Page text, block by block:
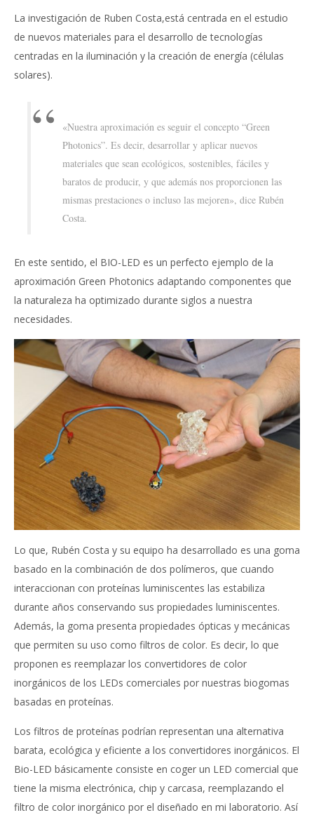
La investigación de Ruben Costa,está centrada en el estudio
de nuevos materiales para el desarrollo de tecnologías
centradas en la iluminación y la creación de energía (células
solares).
«Nuestra aproximación es seguir el concepto “Green
Photonics”. Es decir, desarrollar y aplicar nuevos
materiales que sean ecológicos, sostenibles, fáciles y
baratos de producir, y que además nos proporcionen las
mismas prestaciones o incluso las mejoren», dice Rubén
Costa.
En este sentido, el BIO-LED es un perfecto ejemplo de la
aproximación Green Photonics adaptando componentes que
la naturaleza ha optimizado durante siglos a nuestra
necesidades.
Lo que, Rubén Costa y su equipo ha desarrollado es una goma
basado en la combinación de dos polímeros, que cuando
interaccionan con proteínas luminiscentes las estabiliza
durante años conservando sus propiedades luminiscentes.
Además, la goma presenta propiedades ópticas y mecánicas
que permiten su uso como filtros de color. Es decir, lo que
proponen es reemplazar los convertidores de color
inorgánicos de los LEDs comerciales por nuestras biogomas
basadas en proteínas.
Los filtros de proteínas podrían representan una alternativa
barata, ecológica y eficiente a los convertidores inorgánicos. El
Bio-LED básicamente consiste en coger un LED comercial que
tiene la misma electrónica, chip y carcasa, reemplazando el
filtro de color inorgánico por el diseñado en mi laboratorio. Así